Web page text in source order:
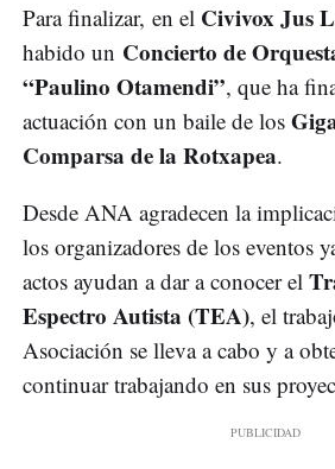
Para finalizar, en el Civivox Jus
habido un Concierto de
“Paulino Otamendi”, que ha
actuación con un baile de los
Comparsa de la Rotxapea.
Desde ANA agradecen la
los organizadores de los eventos
actos ayudan a dar a conocer el
Espectro Autista (TEA), el
Asociación se lleva a cabo y a
continuar trabajando en sus